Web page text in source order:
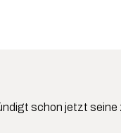
schon jetzt seine